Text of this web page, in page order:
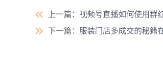
上一篇 ：视频号直播如何使用群
下一篇 ：服装门店多成交的秘籍